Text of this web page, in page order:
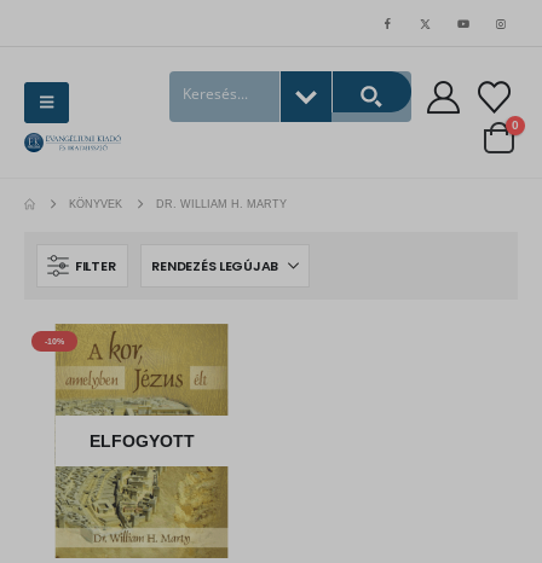
0
KÖNYVEK DR. WILLIAM H. MARTY
FILTER
-10%
ELFOGYOTT